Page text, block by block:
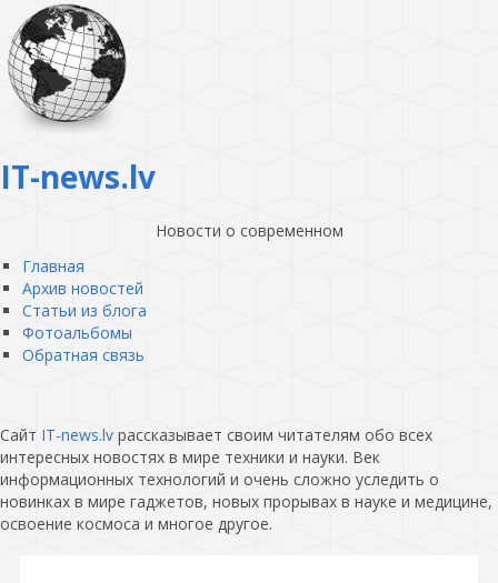
IT-news.lv
Новости о современном
Главная
Архив новостей
Статьи из блога
Фотоальбомы
Обратная связь
Сайт IT-news.lv рассказывает своим читателям обо всех
интересных новостях в мире техники и науки. Век
информационных технологий и очень сложно уследить о
новинках в мире гаджетов, новых прорывах в науке и медицине,
освоение космоса и многое другое.